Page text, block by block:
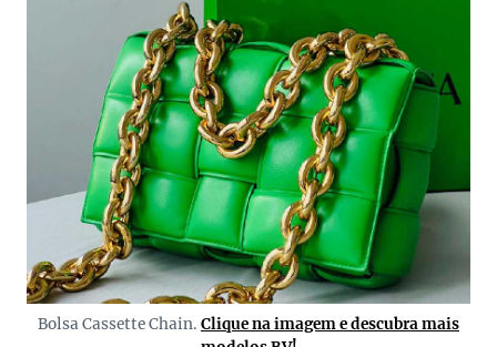
Bolsa Cassette Chain. Clique na imagem e descubra mais